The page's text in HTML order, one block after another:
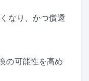
なり、かつ償還
の可能性を高め